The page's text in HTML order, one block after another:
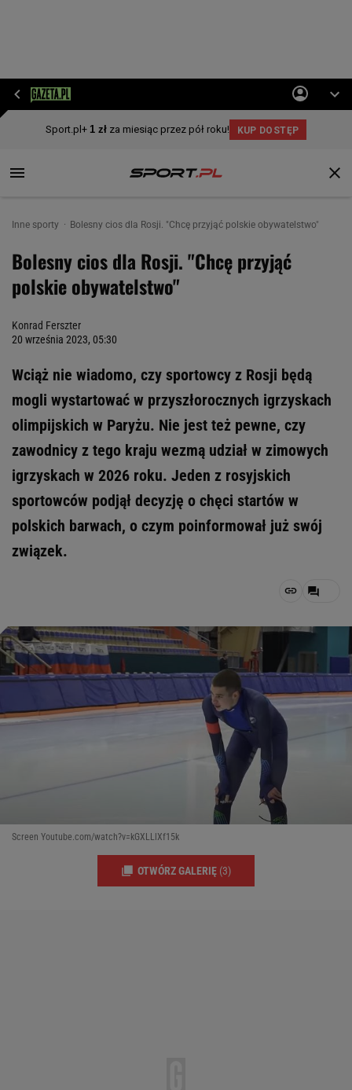
Inne sporty Bolesny cios dla Rosji. "Chcę przyjąć polskie obywatelstwo"
Bolesny cios dla Rosji. "Chcę przyjąć
polskie obywatelstwo"
Konrad Ferszter
20 września 2023, 05:30
Wciąż nie wiadomo, czy sportowcy z Rosji będą
mogli wystartować w przyszłorocznych igrzyskach
olimpijskich w Paryżu. Nie jest też pewne, czy
zawodnicy z tego kraju wezmą udział w zimowych
igrzyskach w 2026 roku. Jeden z rosyjskich
sportowców podjął decyzję o chęci startów w
polskich barwach, o czym poinformował już swój
związek.
Screen Youtube.com/watch?v=kGXLLlXf15k
OTWÓRZ GALERIĘ (3)